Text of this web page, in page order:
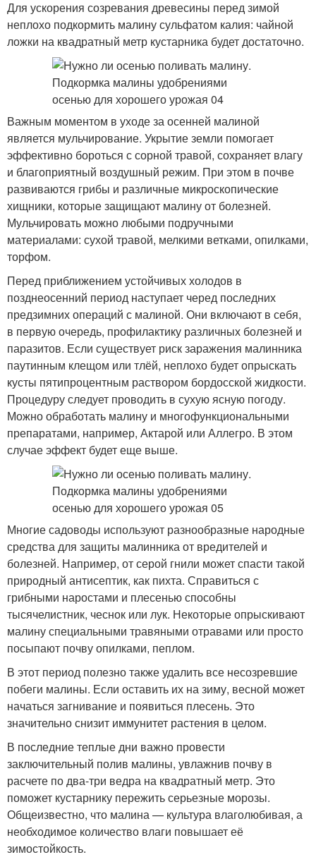
Для ускорения созревания древесины перед зимой
неплохо подкормить малину сульфатом калия: чайной
ложки на квадратный метр кустарника будет достаточно.
Важным моментом в уходе за осенней малиной
является мульчирование. Укрытие земли помогает
эффективно бороться с сорной травой, сохраняет влагу
и благоприятный воздушный режим. При этом в почве
развиваются грибы и различные микроскопические
хищники, которые защищают малину от болезней.
Мульчировать можно любыми подручными
материалами: сухой травой, мелкими ветками, опилками,
торфом.
Перед приближением устойчивых холодов в
позднеосенний период наступает черед последних
предзимних операций с малиной. Они включают в себя,
в первую очередь, профилактику различных болезней и
паразитов. Если существует риск заражения малинника
паутинным клещом или тлёй, неплохо будет опрыскать
кусты пятипроцентным раствором бордосской жидкости.
Процедуру следует проводить в сухую ясную погоду.
Можно обработать малину и многофункциональными
препаратами, например, Актарой или Аллегро. В этом
случае эффект будет еще выше.
Многие садоводы используют разнообразные народные
средства для защиты малинника от вредителей и
болезней. Например, от серой гнили может спасти такой
природный антисептик, как пихта. Справиться с
грибными наростами и плесенью способны
тысячелистник, чеснок или лук. Некоторые опрыскивают
малину специальными травяными отравами или просто
посыпают почву опилками, пеплом.
В этот период полезно также удалить все несозревшие
побеги малины. Если оставить их на зиму, весной может
начаться загнивание и появиться плесень. Это
значительно снизит иммунитет растения в целом.
В последние теплые дни важно провести
заключительный полив малины, увлажнив почву в
расчете по два-три ведра на квадратный метр. Это
поможет кустарнику пережить серьезные морозы.
Общеизвестно, что малина — культура влаголюбивая, а
необходимое количество влаги повышает её
зимостойкость.